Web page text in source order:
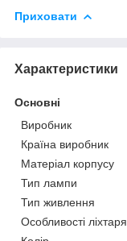
Приховати
Характеристики
Основні
Виробник
Країна виробник
Матеріал корпусу
Тип лампи
Тип живлення
Особливості ліхтаря